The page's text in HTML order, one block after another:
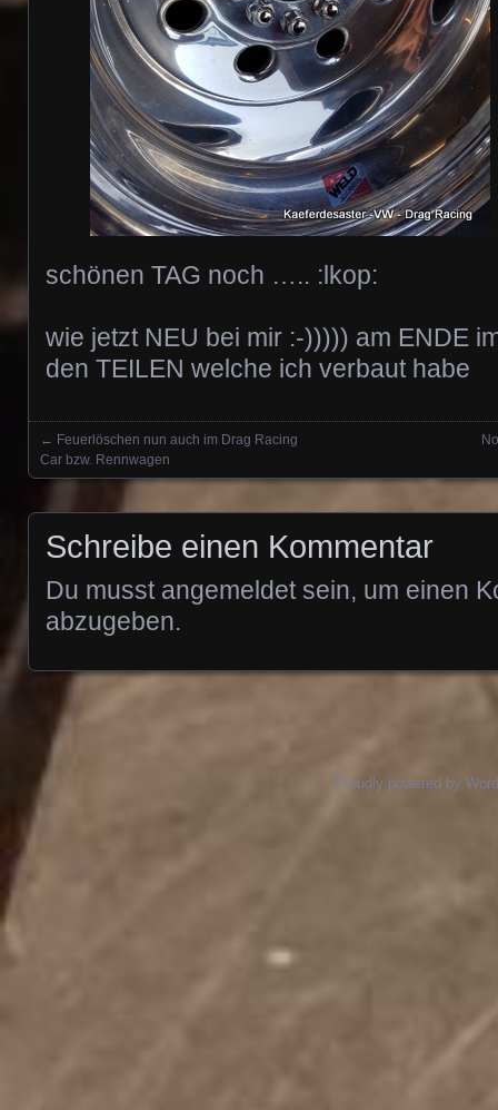
schönen TAG noch ….. :lkop:
wie jetzt NEU bei mir :-))))) am ENDE
den TEILEN welche ich verbaut habe
Posts navigation
← Feuerlöschen nun auch im Drag Racing
Car bzw. Rennwagen
Schreibe einen Kommentar
Du musst angemeldetsein, um einen
abzugeben.
Proudly powered by